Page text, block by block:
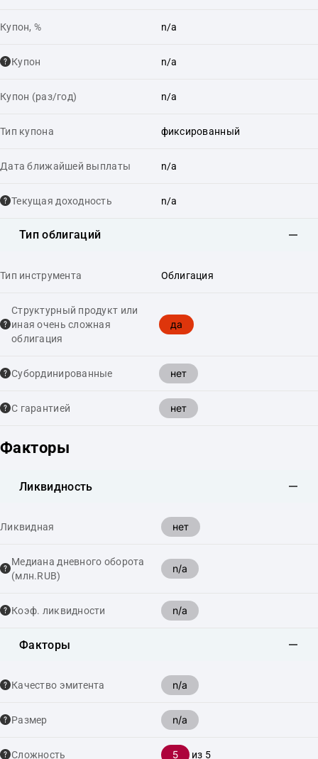
Купон, % n/a
Купон n/a
Купон (раз/год) n/a
Тип купона фиксированный
Дата ближайшей выплаты n/a
Текущая доходность n/a
Тип облигаций
Тип инструмента Облигация
Структурный продукт или
иная очень сложная
облигация
да
Cубординированные нет
С гарантией нет
Факторы
Ликвидность
Ликвидная нет
Медиана дневного оборота
(млн.RUB)
n/a
Коэф. ликвидности n/a
Факторы
Качество эмитента n/a
Размер n/a
Сложность 5 из 5